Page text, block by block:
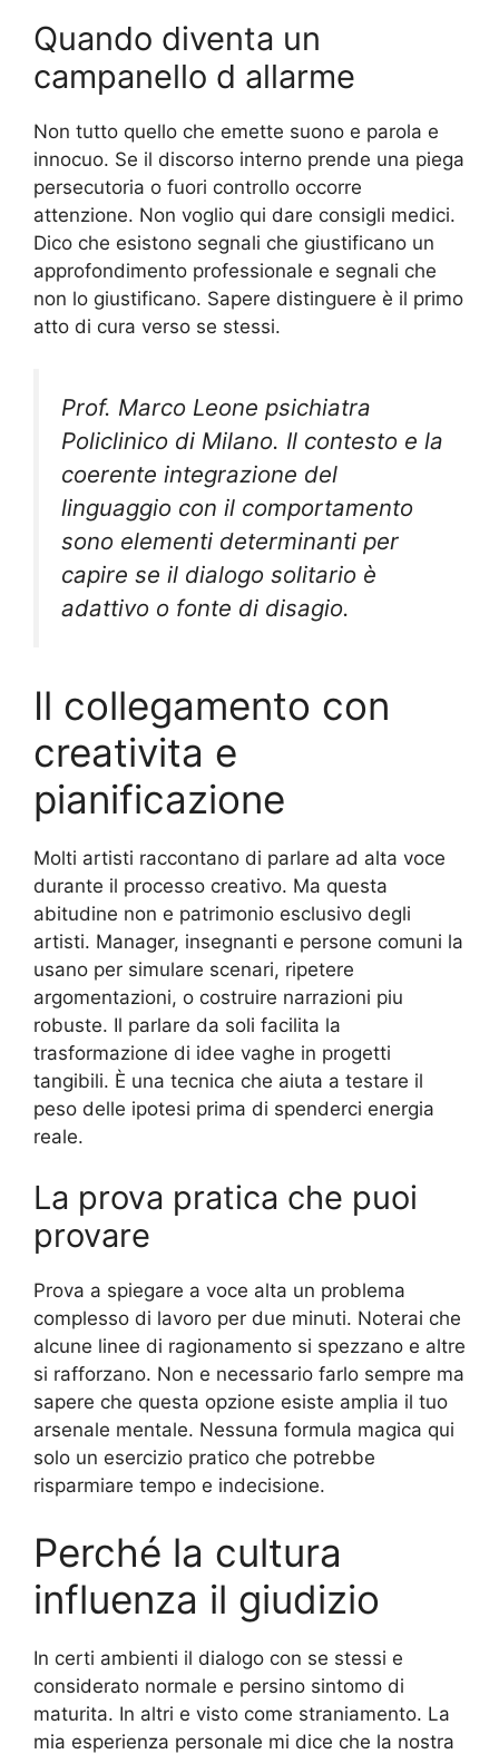
Quando diventa un
campanello d allarme
Non tutto quello che emette suono e parola e
innocuo. Se il discorso interno prende una piega
persecutoria o fuori controllo occorre
attenzione. Non voglio qui dare consigli medici.
Dico che esistono segnali che giustificano un
approfondimento professionale e segnali che
non lo giustificano. Sapere distinguere è il primo
atto di cura verso se stessi.
Prof. Marco Leone psichiatra
Policlinico di Milano. Il contesto e la
coerente integrazione del
linguaggio con il comportamento
sono elementi determinanti per
capire se il dialogo solitario è
adattivo o fonte di disagio.
Il collegamento con
creativita e
pianificazione
Molti artisti raccontano di parlare ad alta voce
durante il processo creativo. Ma questa
abitudine non e patrimonio esclusivo degli
artisti. Manager, insegnanti e persone comuni la
usano per simulare scenari, ripetere
argomentazioni, o costruire narrazioni piu
robuste. Il parlare da soli facilita la
trasformazione di idee vaghe in progetti
tangibili. È una tecnica che aiuta a testare il
peso delle ipotesi prima di spenderci energia
reale.
La prova pratica che puoi
provare
Prova a spiegare a voce alta un problema
complesso di lavoro per due minuti. Noterai che
alcune linee di ragionamento si spezzano e altre
si rafforzano. Non e necessario farlo sempre ma
sapere che questa opzione esiste amplia il tuo
arsenale mentale. Nessuna formula magica qui
solo un esercizio pratico che potrebbe
risparmiare tempo e indecisione.
Perché la cultura
influenza il giudizio
In certi ambienti il dialogo con se stessi e
considerato normale e persino sintomo di
maturita. In altri e visto come straniamento. La
mia esperienza personale mi dice che la nostra